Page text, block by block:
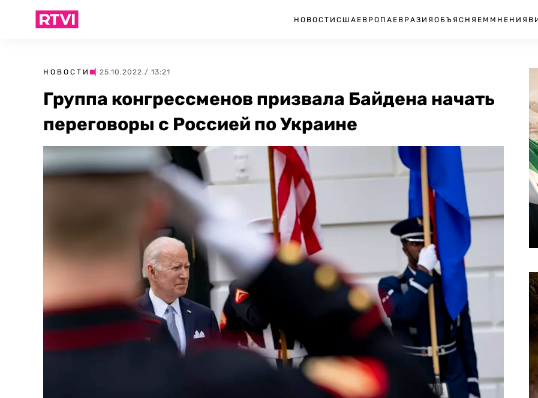
НОВОСТИ США ЕВРОПА ЕВРАЗИЯ ОБЪЯСНЯЕМ МНЕНИЯ
НОВОСТИ | 25.10.2022 / 13:21
Группа конгрессменов призвала Байдена начать
переговоры с Россией по Украине